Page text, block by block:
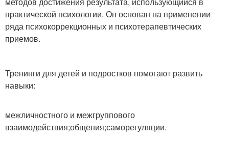
практической психологии. Он основан на применении
ряда психокоррекционных и психотерапевтических
приемов.
Тренинги для детей и подростков помогают развить
навыки:
межличностного и межгруппового
взаимодействия;общения;саморегуляции.